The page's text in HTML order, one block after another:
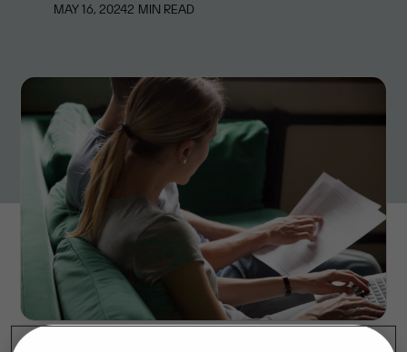
MAY 16, 20242 MIN READ